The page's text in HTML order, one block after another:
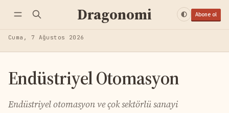
Dragonomi Abone ol
Cuma, 7 Ağustos 2026
Endüstriyel Otomasyon
Endüstriyel otomasyon ve çok sektörlü sanayi